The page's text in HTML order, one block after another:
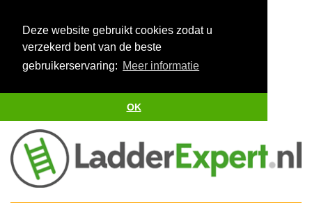
Deze website gebruikt cookies zodat u
verzekerd bent van de beste
gebruikerservaring: Meer informatie
OK